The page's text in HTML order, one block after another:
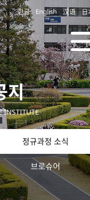
한글 English 汉语 日
지
INSTITUTE
정규과정 소식
브로슈어